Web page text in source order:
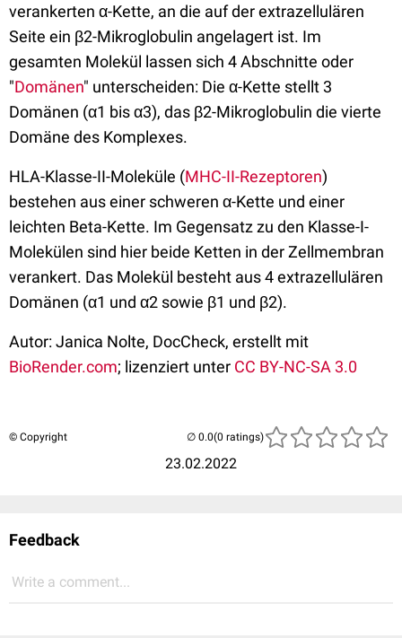
verankerten α-Kette, an die auf der extrazellulären
Seite ein β2-Mikroglobulin angelagert ist. Im
gesamten Molekül lassen sich 4 Abschnitte oder
"Domänen" unterscheiden: Die α-Kette stellt 3
Domänen (α1 bis α3), das β2-Mikroglobulin die vierte
Domäne des Komplexes.
HLA-Klasse-II-Moleküle (MHC-II-Rezeptoren)
bestehen aus einer schweren α-Kette und einer
leichten Beta-Kette. Im Gegensatz zu den Klasse-I-
Molekülen sind hier beide Ketten in der Zellmembran
verankert. Das Molekül besteht aus 4 extrazellulären
Domänen (α1 und α2 sowie β1 und β2).
Autor: Janica Nolte, DocCheck, erstellt mit
BioRender.com; lizenziert unter CC BY-NC-SA 3.0
© Copyright
23.02.2022
(0 ratings)
Feedback
Write a comment...